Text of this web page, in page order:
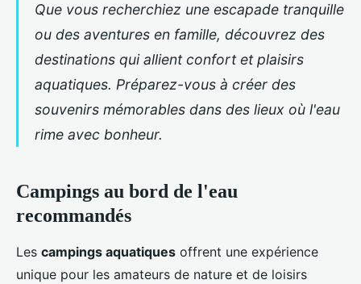
Que vous recherchiez une escapade tranquille
ou des aventures en famille, découvrez des
destinations qui allient confort et plaisirs
aquatiques. Préparez-vous à créer des
souvenirs mémorables dans des lieux où l'eau
rime avec bonheur.
Campings au bord de l'eau
recommandés
Les campings aquatiques offrent une expérience
unique pour les amateurs de nature et de loisirs